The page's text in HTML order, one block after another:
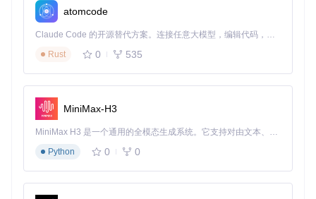
Flowbite Astro Admin Dashboard提供了一个强大的起点，帮
助你构建未来的数字产品。立即尝试，并开启你的高效开发之
项目地址：https://gitcode.com/gh_mirrors/fl/flowbite-
astro-admin-dashboard
atomcode
Claude Code 的开源替代方案。连接任意大模型，编辑代码，运行命令，自动验证 — 全自动执行。用 Rust 构建，极致性能。 ｜ An open-source alternative to Claude Code. Connect any LLM, edit code, run commands, and verify changes — autonomously. Built in Rust for speed. Get Started
Rust
0 535
MiniMax-H3
MiniMax H3 是一个通用的全模态生成系统。它支持对由文本、图像、视频和音频组成的多模态上下文进行统一理解，并能生成分辨率高达 2K、时长可达 15 秒的带原生立体声音频的视频。得益于面向任务泛化的系统设计，H3 在预训练阶段就已具备广泛的多模态上下文理解与生成能力，能够出色地执行复杂的多模态指令。
Python
0 0